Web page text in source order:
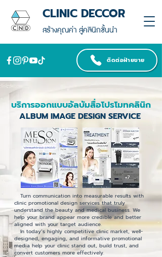
สร้างคุณค่า สู่คลินิกชั้นนำ
CLINIC DECCOR
ติดต่อฝ่ายขาย
บริการออกแบบอัลบัมสื่อโปรโมทคลินิก
ALBUM IMAGE DESIGN SERVICE
Turn communication into measurable results with
clinic promotional design services that truly
understand the beauty and medical business. We
help your brand appear more credible and better
aligned with your target audience.
In today’s highly competitive clinic market, well-
designed, engaging, and informative promotional
media help your clinic stand out, build trust, and
convert customers more effectively.